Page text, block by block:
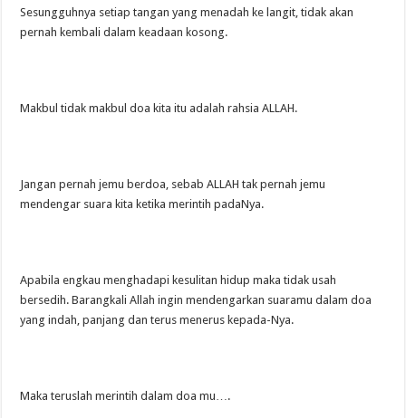
Sesungguhnya setiap tangan yang menadah ke langit, tidak akan
pernah kembali dalam keadaan kosong.
Makbul tidak makbul doa kita itu adalah rahsia ALLAH.
Jangan pernah jemu berdoa, sebab ALLAH tak pernah jemu
mendengar suara kita ketika merintih padaNya.
Apabila engkau menghadapi kesulitan hidup maka tidak usah
bersedih. Barangkali Allah ingin mendengarkan suaramu dalam doa
yang indah, panjang dan terus menerus kepada-Nya.
Maka teruslah merintih dalam doa mu….